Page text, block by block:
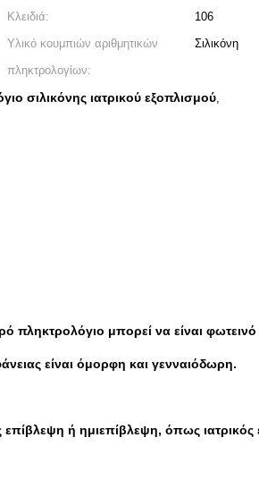
Κλειδιά:
106
Υλικό κουμπιών αριθμητικών
πληκτρολογίων:
Σιλικόνη
σιλικόνης ιατρικού εξοπλισμού,
μπορεί να είναι φωτεινό
είναι όμορφη και γενναιόδωρη.
ή ημιεπίβλεψη, όπως ιατρικός